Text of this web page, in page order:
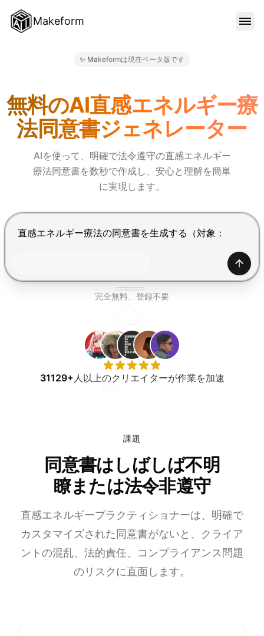
Makeform
ブログ
料金
サインイン
✨ Makeformは現在ベータ版です
無料のAI直感エネルギー療
法同意書ジェネレーター
AIを使って、明確で法令遵守の直感エネルギー
療法同意書を数秒で作成し、安心と理解を簡単
に実現します。
Enterで送信、Shift+Enterで改行
生成
完全無料、登録不要
31129+人以上のクリエイターが作業を加速
課題
同意書はしばしば不明
瞭または法令非遵守
直感エネルギープラクティショナーは、明確で
カスタマイズされた同意書がないと、クライア
ントの混乱、法的責任、コンプライアンス問題
のリスクに直面します。